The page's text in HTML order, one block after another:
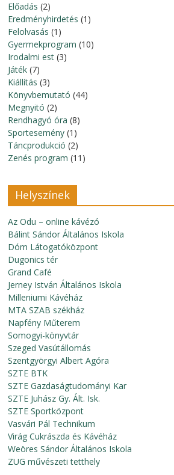
Előadás (2)
Eredményhirdetés (1)
Felolvasás (1)
Gyermekprogram (10)
Irodalmi est (3)
Játék (7)
Kiállítás (3)
Könyvbemutató (44)
Megnyitó (2)
Rendhagyó óra (8)
Sportesemény (1)
Táncprodukció (2)
Zenés program (11)
Helyszínek
Az Odu – online kávézó
Bálint Sándor Általános Iskola
Dóm Látogatóközpont
Dugonics tér
Grand Café
Jerney István Általános Iskola
Milleniumi Kávéház
MTA SZAB székház
Napfény Műterem
Somogyi-könyvtár
Szeged Vasútállomás
Szentgyörgyi Albert Agóra
SZTE BTK
SZTE Gazdaságtudományi Kar
SZTE Juhász Gy. Ált. Isk.
SZTE Sportközpont
Vasvári Pál Technikum
Virág Cukrászda és Kávéház
Weöres Sándor Általános Iskola
ZUG művészeti tetthely